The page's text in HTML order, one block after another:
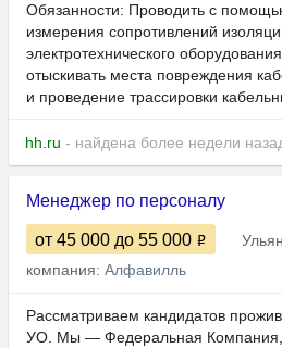
Обязанности: Проводить с
измерения сопротивлений
электротехнического
отыскивать места повреждения
и проведение трассировки
hh.ru - найдена более недели
Менеджер по персоналу
от 45 000 до 55 000
компания: Алфавилль
Рассматриваем кандидатов
УО. Мы — Федеральная